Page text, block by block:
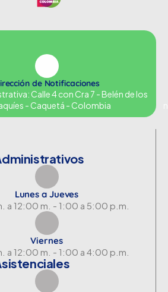
de Notificaciones
Calle 4 con Cra 7 - Belén de los
- Caquetá - Colombia
Lunes a Jueves
a 12:00 m. - 1:00 a 5:00 p.m.
Viernes
a 12:00 m. - 1:00 a 4:00 p.m.